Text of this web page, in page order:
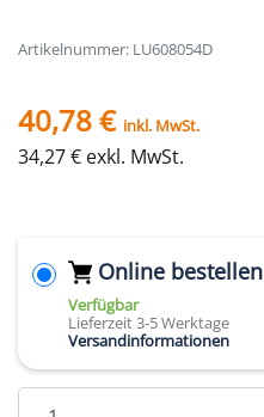
Artikelnummer: LU608054D
40,78 € inkl. MwSt.
34,27 € exkl. MwSt.
Online bestellen
Verfügbar
Lieferzeit 3-5 Werktage
Versandinformationen